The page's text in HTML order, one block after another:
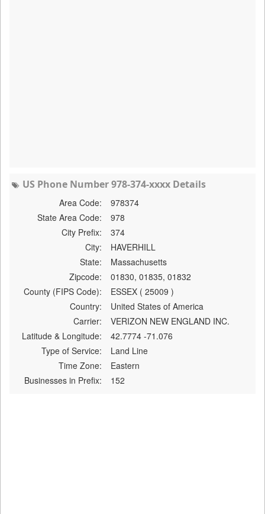
US Phone Number 978-374-xxxx Details
Area Code:
978374
State Area Code:
978
City Prefix:
374
City:
HAVERHILL
State:
Massachusetts
Zipcode:
01830, 01835, 01832
County (FIPS Code):
ESSEX ( 25009 )
Country:
United States of America
Carrier:
VERIZON NEW ENGLAND INC.
Latitude & Longitude:
42.7774 -71.076
Type of Service:
Land Line
Time Zone:
Eastern
Businesses in Prefix:
152